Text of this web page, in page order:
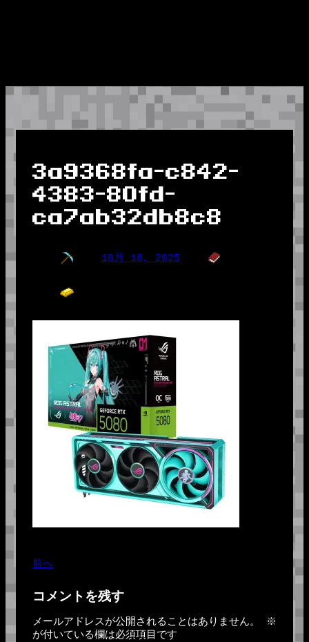
3a9368fa-c842-
4383-80fd-
ca7ab32db8c8
10月 18, 2025
前へ
コメントを残す
メールアドレスが公開されることはありません。
※
が付いている欄は必須項目です